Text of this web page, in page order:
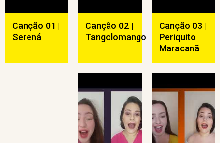
Canção 01 |
Serená
Canção 02 |
Tangolomango
Canção 03 |
Periquito
Maracanã